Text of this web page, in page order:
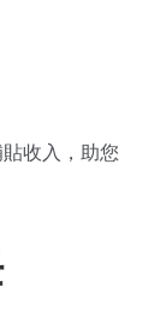
收入，助您